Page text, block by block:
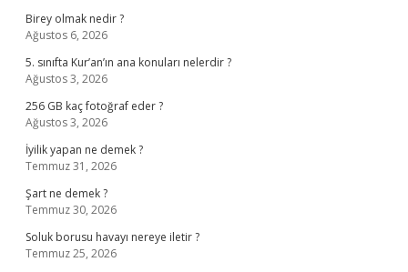
Birey olmak nedir ?
Ağustos 6, 2026
5. sınıfta Kur’an’ın ana konuları nelerdir ?
Ağustos 3, 2026
256 GB kaç fotoğraf eder ?
Ağustos 3, 2026
İyilik yapan ne demek ?
Temmuz 31, 2026
Şart ne demek ?
Temmuz 30, 2026
Soluk borusu havayı nereye iletir ?
Temmuz 25, 2026